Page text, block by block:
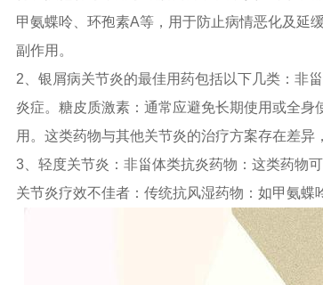
甲氨蝶呤、环孢素A等，用于防止病情恶化及延
副作用。
2、银屑病关节炎的最佳用药包括以下几类：非
炎症。糖皮质激素：通常应避免长期使用或全
用。这类药物与其他关节炎的治疗方案存在差异
3、轻度关节炎：非甾体类抗炎药物：这类药物
关节炎疗效不佳者：传统抗风湿药物：如甲氨蝶